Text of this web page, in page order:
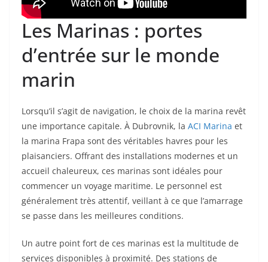
Les Marinas : portes
d’entrée sur le monde
marin
Lorsqu’il s’agit de navigation, le choix de la marina revêt
une importance capitale. À Dubrovnik, la ACI Marina et
la marina Frapa sont des véritables havres pour les
plaisanciers. Offrant des installations modernes et un
accueil chaleureux, ces marinas sont idéales pour
commencer un voyage maritime. Le personnel est
généralement très attentif, veillant à ce que l’amarrage
se passe dans les meilleures conditions.
Un autre point fort de ces marinas est la multitude de
services disponibles à proximité. Des stations de